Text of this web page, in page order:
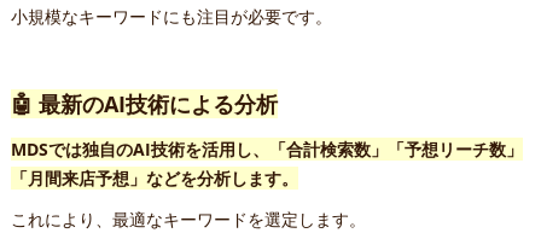
小規模なキーワードにも注目が必要です。
🤖 最新のAI技術による分析
MDSでは独自のAI技術を活用し、「合計検索数」「予想リーチ数」
「月間来店予想」などを分析します。
これにより、最適なキーワードを選定します。